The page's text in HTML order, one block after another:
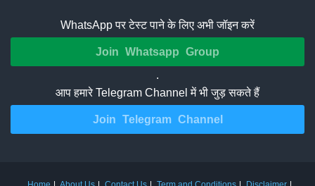
WhatsApp पर टेस्ट पाने के लिए अभी जॉइन करें
Join Whatsapp Group
.
आप हमारे Telegram Channel में भी जुड़ सकते हैं
Join Telegram Channel